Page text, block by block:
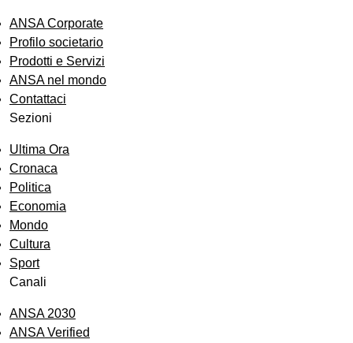
ANSA Corporate
Profilo societario
Prodotti e Servizi
ANSA nel mondo
Contattaci
Sezioni
Ultima Ora
Cronaca
Politica
Economia
Mondo
Cultura
Sport
Canali
ANSA 2030
ANSA Verified